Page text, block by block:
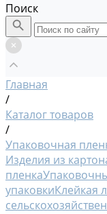
Поиск
Главная
/
Каталог товаров
/
Упаковочная
Изделия из
пленка
упаковкиКлейкая